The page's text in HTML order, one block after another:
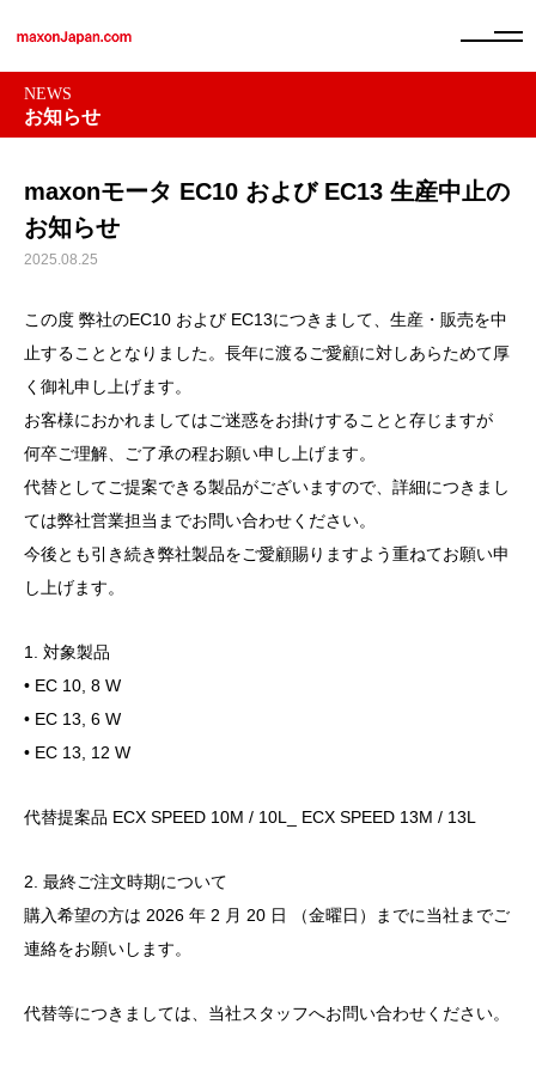
NEWS
お知らせ
maxonモータ EC10 および EC13 生産中止の
お知らせ
2025.08.25
この度 弊社のEC10 および EC13につきまして、生産・販売を中
止することとなりました。長年に渡るご愛顧に対しあらためて厚
く御礼申し上げます。
お客様におかれましてはご迷惑をお掛けすることと存じますが
何卒ご理解、ご了承の程お願い申し上げます。
代替としてご提案できる製品がございますので、詳細につきまし
ては弊社営業担当までお問い合わせください。
今後とも引き続き弊社製品をご愛顧賜りますよう重ねてお願い申
し上げます。
1. 対象製品
• EC 10, 8 W
• EC 13, 6 W
• EC 13, 12 W
代替提案品 ECX SPEED 10M / 10L_ ECX SPEED 13M / 13L
2. 最終ご注文時期について
購入希望の方は 2026 年 2 月 20 日 （金曜日）までに当社までご
連絡をお願いします。
代替等につきましては、当社スタッフへお問い合わせください。